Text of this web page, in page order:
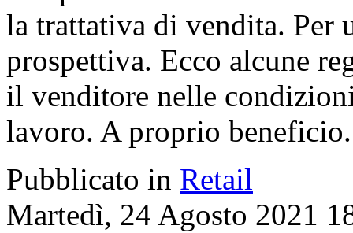
la trattativa di vendita. Per
prospettiva. Ecco alcune
il venditore nelle
lavoro. A proprio beneficio.
Pubblicato in Retail
Martedì, 24 Agosto 2021